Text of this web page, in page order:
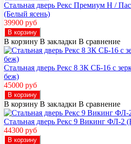
Стальная дверь Рекс Премиум H /
(Белый ясень)
39900 руб
В корзину
В корзину В закладки В сравнение
Стальная дверь Рекс 8 3К СБ-16 с
беж)
45000 руб
В корзину
В корзину В закладки В сравнение
Стальная дверь Рекс 9 Викинг ФЛ-2
44300 руб
В корзину